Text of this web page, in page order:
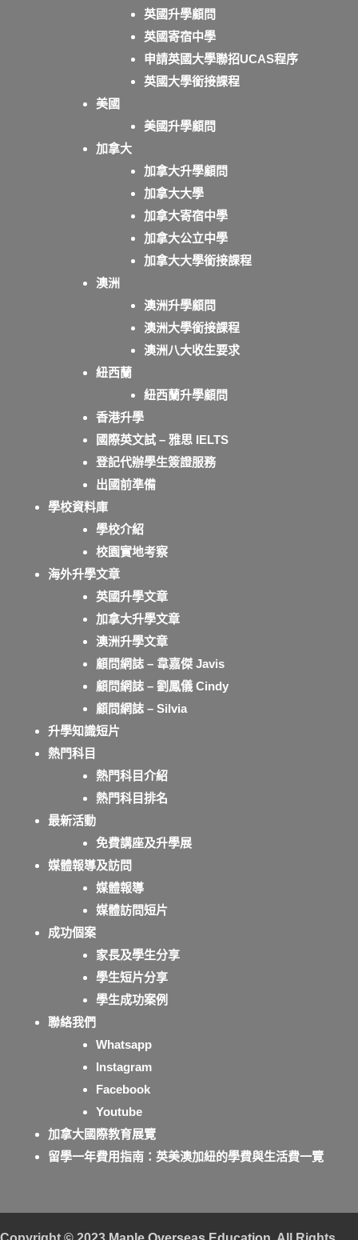
英國升學顧問
英國寄宿中學
申請英國大學聯招UCAS程序
英國大學銜接課程
美國
美國升學顧問
加拿大
加拿大升學顧問
加拿大大學
加拿大寄宿中學
加拿大公立中學
加拿大大學銜接課程
澳洲
澳洲升學顧問
澳洲大學銜接課程
澳洲八大收生要求
紐西蘭
紐西蘭升學顧問
香港升學
國際英文試 – 雅思 IELTS
登記代辦學生簽證服務
出國前準備
學校資料庫
學校介紹
校園實地考察
海外升學文章
英國升學文章
加拿大升學文章
澳洲升學文章
顧問網誌 – 韋嘉傑 Javis
顧問網誌 – 劉鳳儀 Cindy
顧問網誌 – Silvia
升學知識短片
熱門科目
熱門科目介紹
熱門科目排名
最新活動
免費講座及升學展
媒體報導及訪問
媒體報導
媒體訪問短片
成功個案
家長及學生分享
學生短片分享
學生成功案例
聯絡我們
Whatsapp
Instagram
Facebook
Youtube
加拿大國際教育展覽
留學一年費用指南：英美澳加紐的學費與生活費一覽